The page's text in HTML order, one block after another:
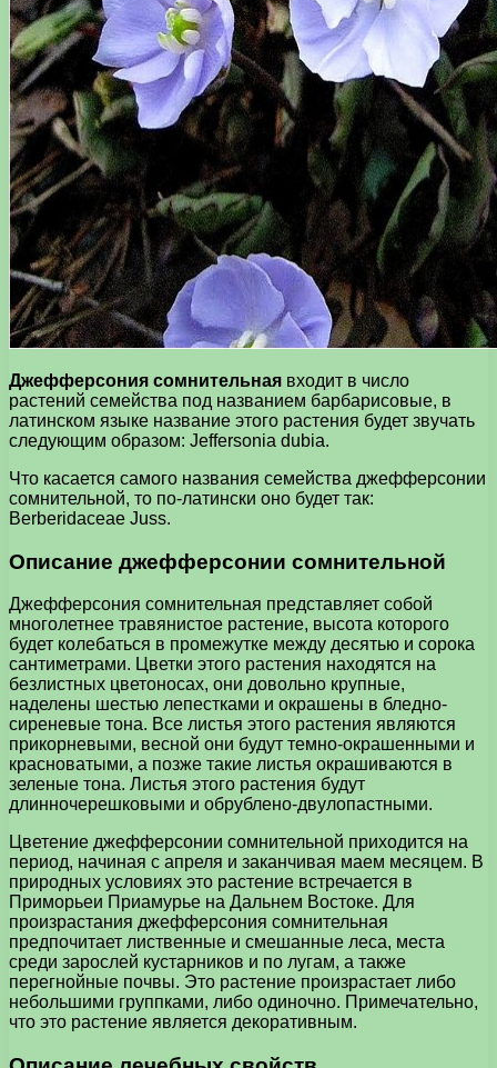
Джефферсония сомнительная входит в число
растений семейства под названием барбарисовые, в
латинском языке название этого растения будет звучать
следующим образом: Jeffersonia dubia.
Что касается самого названия семейства джефферсонии
сомнительной, то по-латински оно будет так:
Berberidaceae Juss.
Описание джефферсонии сомнительной
Джефферсония сомнительная представляет собой
многолетнее травянистое растение, высота которого
будет колебаться в промежутке между десятью и сорока
сантиметрами. Цветки этого растения находятся на
безлистных цветоносах, они довольно крупные,
наделены шестью лепестками и окрашены в бледно-
сиреневые тона. Все листья этого растения являются
прикорневыми, весной они будут темно-окрашенными и
красноватыми, а позже такие листья окрашиваются в
зеленые тона. Листья этого растения будут
длинночерешковыми и обрублено-двулопастными.
Цветение джефферсонии сомнительной приходится на
период, начиная с апреля и заканчивая маем месяцем. В
природных условиях это растение встречается в
Приморьеи Приамурье на Дальнем Востоке. Для
произрастания джефферсония сомнительная
предпочитает лиственные и смешанные леса, места
среди зарослей кустарников и по лугам, а также
перегнойные почвы. Это растение произрастает либо
небольшими группками, либо одиночно. Примечательно,
что это растение является декоративным.